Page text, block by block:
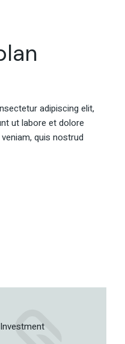
adipiscing elit,
ut labore et dolore
quis nostrud
Investment